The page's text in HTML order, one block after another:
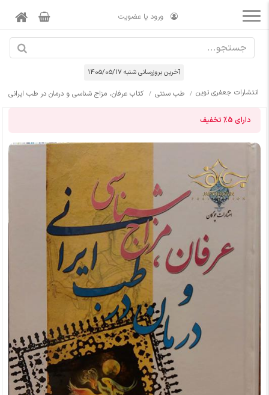
ورود یا عضویت
آخرین بروزرسانی شنبه 1405/05/17
انتشارات جعفری نوین طب سنتی کتاب عرفان، مزاج شناسی و درمان در طب ایرانی
دارای 5% تخفیف